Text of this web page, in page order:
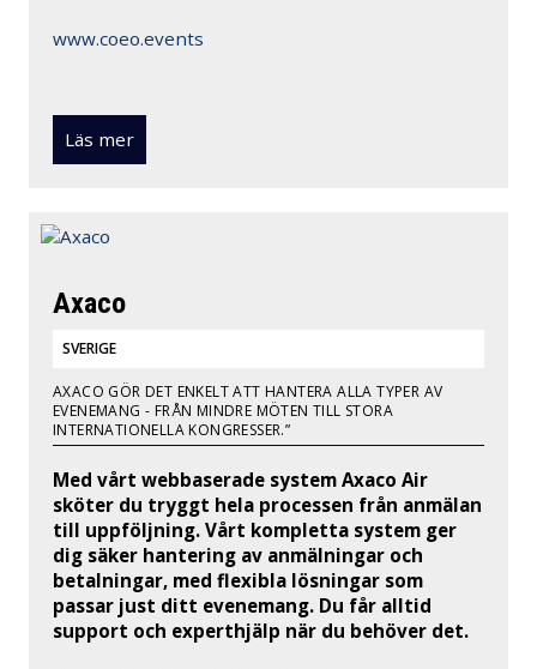
www.coeo.events
Läs mer
Axaco
SVERIGE
AXACO GÖR DET ENKELT ATT HANTERA ALLA TYPER AV
EVENEMANG - FRÅN MINDRE MÖTEN TILL STORA
INTERNATIONELLA KONGRESSER.”
Med vårt webbaserade system Axaco Air
sköter du tryggt hela processen från anmälan
till uppföljning. Vårt kompletta system ger
dig säker hantering av anmälningar och
betalningar, med flexibla lösningar som
passar just ditt evenemang. Du får alltid
support och experthjälp när du behöver det.